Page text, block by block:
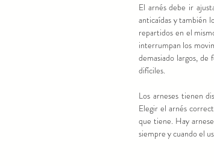
El arnés debe ir
anticaídas y también
repartidos en el
interrumpan los
demasiado largos,
difíciles.
Los arneses tienen
Elegir el arnés
que tiene. Hay
siempre y cuando el